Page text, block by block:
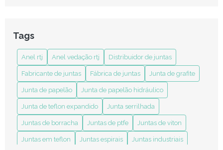
Anel RTJ: Tudo o Que Você Precisa Saber Sobre Esse Ícone
de Estilo e Funcionalidade
Anel Vedação RTJ: Entenda sua Importância e Aplicações no
Mercado
Benefícios das Juntas em Teflon Expandido para Melhorar
Durabilidade e Eficiência nas Aplicações
Como a Indústria de Juntas Transforma Processos Industriais
Como a Junta Grafitada para Processos Térmicos Melhora a
Eficiência Industrial
Tags
Anel rtj Anel vedação rtj Distribuidor de juntas
Fabricante de juntas Fábrica de juntas Junta de grafite
Junta de papelão Junta de papelão hidráulico
Junta de teflon expandido Junta serrilhada
Juntas de borracha Juntas de ptfe Juntas de viton
Juntas em teflon Juntas espirais Juntas industriais